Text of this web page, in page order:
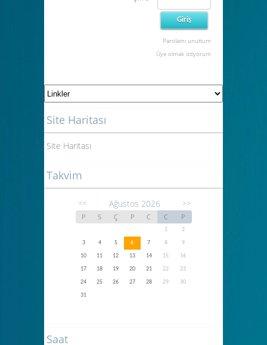
Parolamı unuttum
Üye olmak istiyorum
Site Haritası
Site Haritası
Takvim
<< Ağustos 2026 >>
P S Ç P C C P
1
2
3
4 5 6 7 8
9
10
11 12 13 14 15
16
17
18 19 20 21 22
23
24
25 26 27 28 29
30
31
Saat